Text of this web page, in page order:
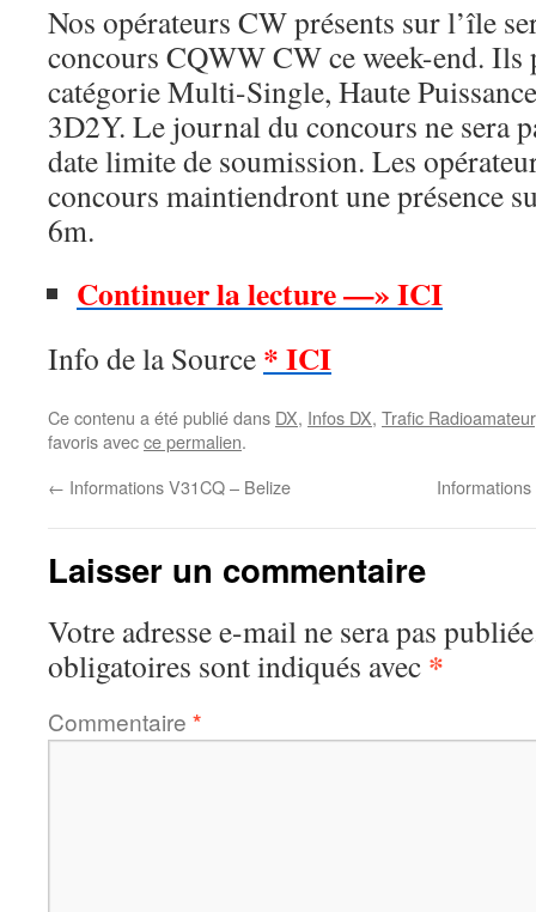
Nos opérateurs CW présents sur l’île
concours CQWW CW ce week-end.
catégorie Multi-Single, Haute
3D2Y. Le journal du concours ne sera
date limite de soumission. Les
concours maintiendront une présence
6m.
Continuer la lecture —» ICI
Info de la Source * ICI
Ce contenu a été publié dans DX, Infos DX, Trafic Radioamateur
favoris avecce permalien.
← Informations V31CQ – Belize
Laisser un commentaire
Votre adresse e-mail ne sera pas
obligatoires sont indiqués avec *
Commentaire *